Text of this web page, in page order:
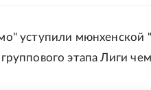
уступили мюнхенской
этапа Лиги